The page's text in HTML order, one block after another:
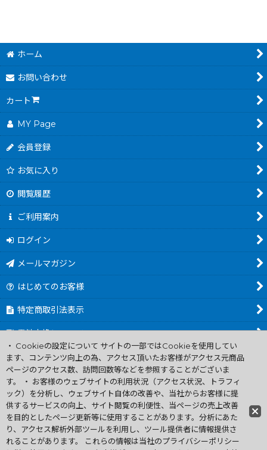
ホーム
お問い合わせ
カート
MY Page
会員登録
お気に入り
閲覧履歴
ご利用案内
ログイン
メールマガジン
はじめてのお客様
特定商取引法表示
電池交換について
商品カテゴリ一覧
Worldwide Shipping Guide
ファミコン買取通販 中古 ディスクシステム 販売 ニンテンドウ64・
ゲーム買取 .電池交換
Copyright (C) 2007 ファミコン お宝王 All Rights
・ Cookieの設定について サイトの一部ではCookieを使用してい
ます、コンテンツ向上の為、アクセス頂いたお客様がアクセス元商品
ページのアクセス数、訪問回数等などを参照することがございま
す。 ・ お客様のウェブサイトの利用状況（アクセス状況、トラフィ
ック）を分析し、ウェブサイト自体の改善や、当社からお客様に提
供するサービスの向上、サイト閲覧の利便性、当ページの売上改善
を目的としたページ更新等に使用することがあります。分析にあた
り、アクセス解析外部ツールを利用し、ツール提供者に情報提供さ
れることがあります。 これらの情報は当社のプライバシーポリシー